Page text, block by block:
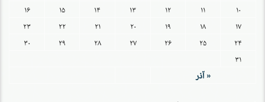
۱۰
۱۱ ۱۲ ۱۳ ۱۴ ۱۵
۱۶
۱۷
۱۸ ۱۹ ۲۰ ۲۱ ۲۲
۲۳
۲۴
۲۵ ۲۶ ۲۷ ۲۸ ۲۹
۳۰
۳۱
« آذر